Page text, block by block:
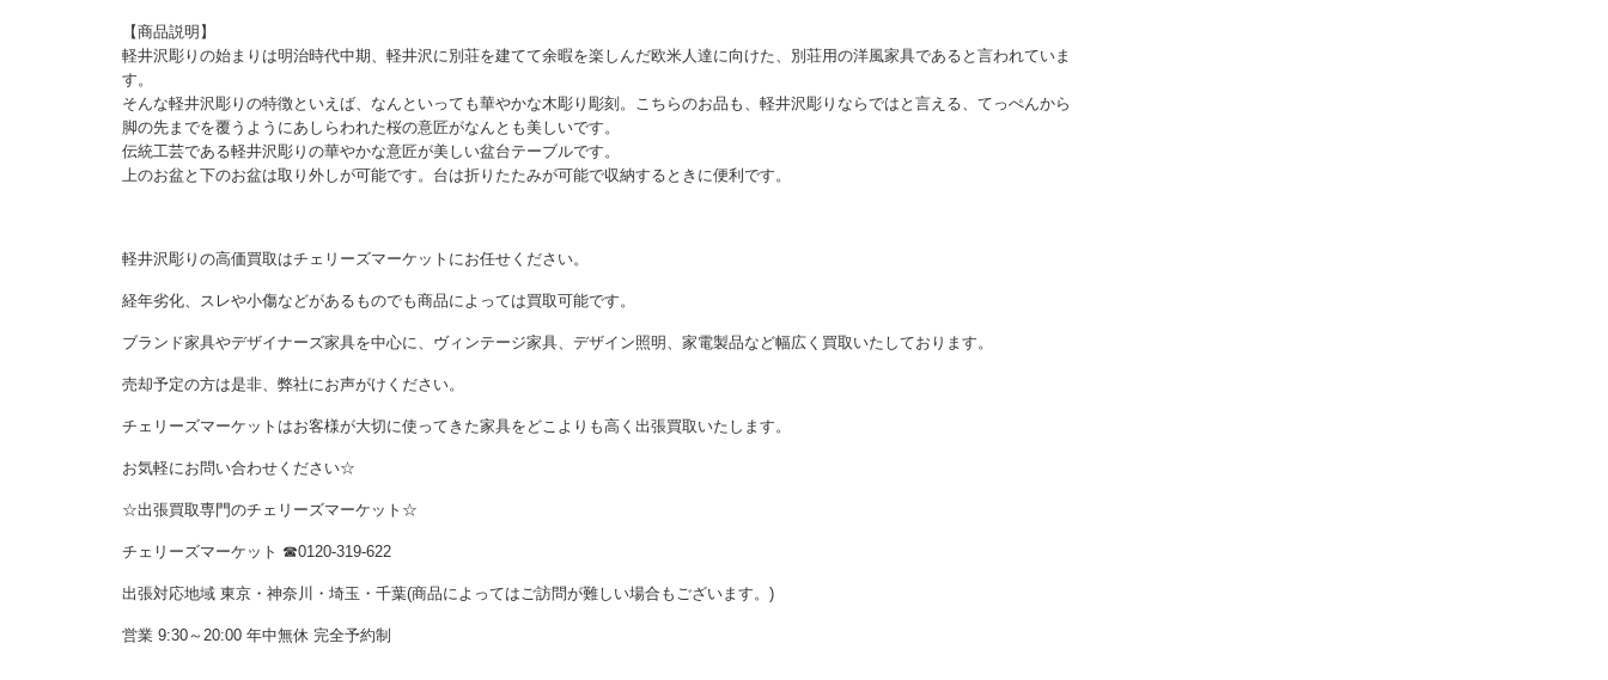
【商品説明】
軽井沢彫りの始まりは明治時代中期、軽井沢に別荘を建てて余暇を楽しんだ欧米人達に向けた、別荘用の洋風家具であると言われていま
す。
そんな軽井沢彫りの特徴といえば、なんといっても華やかな木彫り彫刻。こちらのお品も、軽井沢彫りならではと言える、てっぺんから
脚の先までを覆うようにあしらわれた桜の意匠がなんとも美しいです。
伝統工芸である軽井沢彫りの華やかな意匠が美しい盆台テーブルです。
上のお盆と下のお盆は取り外しが可能です。台は折りたたみが可能で収納するときに便利です。
軽井沢彫りの高価買取はチェリーズマーケットにお任せください。
経年劣化、スレや小傷などがあるものでも商品によっては買取可能です。
ブランド家具やデザイナーズ家具を中心に、ヴィンテージ家具、デザイン照明、家電製品など幅広く買取いたしております。
売却予定の方は是非、弊社にお声がけください。
チェリーズマーケットはお客様が大切に使ってきた家具をどこよりも高く出張買取いたします。
お気軽にお問い合わせください☆
☆出張買取専門のチェリーズマーケット☆
チェリーズマーケット ☎︎0120-319-622
出張対応地域 東京・神奈川・埼玉・千葉(商品によってはご訪問が難しい場合もございます。)
営業 9:30～20:00 年中無休 完全予約制